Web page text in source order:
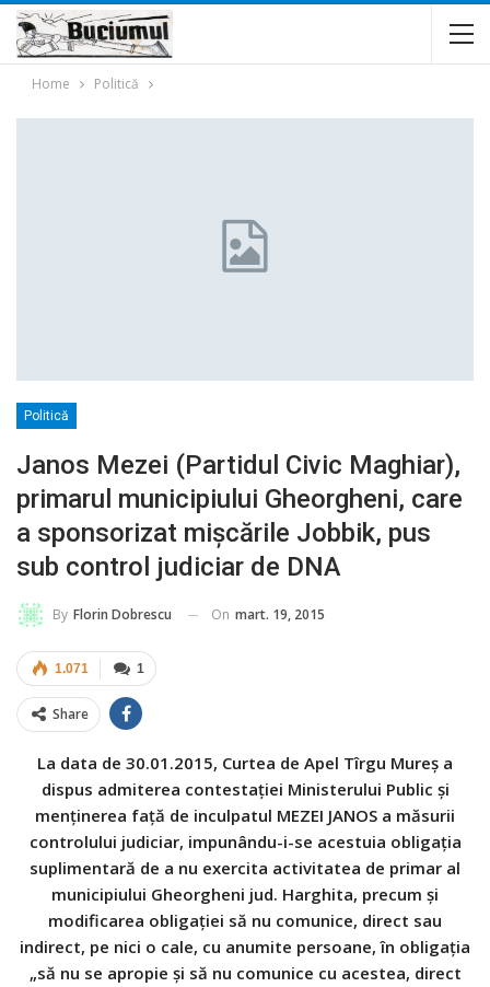
Home Politică
Politică
Janos Mezei (Partidul Civic Maghiar),
primarul municipiului Gheorgheni, care
a sponsorizat mişcările Jobbik, pus
sub control judiciar de DNA
By Florin Dobrescu On mart. 19, 2015
1
1.071
Share
La data de 30.01.2015, Curtea de Apel Tîrgu Mureș a
dispus admiterea contestației Ministerului Public și
menținerea față de inculpatul MEZEI JANOS a măsurii
controlului judiciar, impunându-i-se acestuia obligația
suplimentară de a nu exercita activitatea de primar al
municipiului Gheorgheni jud. Harghita, precum și
modificarea obligației să nu comunice, direct sau
indirect, pe nici o cale, cu anumite persoane, în obligația
„să nu se apropie și să nu comunice cu acestea, direct